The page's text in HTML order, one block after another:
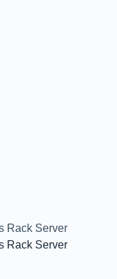
Rack Server
Rack Server